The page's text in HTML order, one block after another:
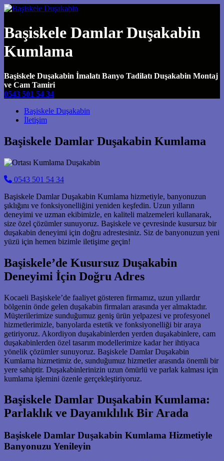
Başiskele Damlar Duşakabin
Kumlama
Başiskele Duşakabin İmalatı Banyo Tadilatı Duşakabin Montaj
ve Cam Tamiri
0543 501 54 34
Main Navigation
Başiskele Duşakabin
İletişim
Başiskele Damlar Duşakabin Kumlama
0543 501 54 34
Başiskele Damlar Duşakabin Kumlama hizmetiyle, banyonuzun
şıklığını ve fonksiyonelliğini yeniden keşfedin. Uzun yılların
deneyimi ve uzman ekibimizle, en kaliteli malzemeleri kullanarak,
size özel çözümler sunuyoruz. Başiskele ve çevresinde kusursuz bir
duşakabin deneyimi için doğru adrestesiniz. Siz de banyonuzun yeni
yüzü için hemen bizimle iletişime geçin!
Başiskele’de Kusursuz Duşakabin
Deneyimi İçin Doğru Adres
Kocaeli Başiskele’de faaliyet gösteren firmamız, uzun yıllardır
bölgenin önde gelen duşakabin firmaları arasında yer almaktadır.
Müşterilerimize sunduğumuz geniş ürün yelpazesi ve profesyonel
hizmetlerimizle, banyolarda estetik ve fonksiyonelliği bir araya
getiriyoruz. Akordiyon duşakabinlerden yerden duşakabinlere, cam
duşakabinlerden özel tasarım modellerimize kadar her ihtiyaca
yönelik çözümler sunuyoruz. Başiskele Damlar Duşakabin
Kumlama hizmetimiz de, sunduğumuz hizmetler arasında önemli bir
yere sahiptir. Duşakabinlerinizin uzun ömürlü ve parlak kalması için
kumlama işlemini özenle gerçekleştiriyoruz.
Başiskele Damlar Duşakabin Kumlama:
Parlaklık ve Dayanıklılık Bir Arada
Başiskele Damlar Duşakabin Kumlama Hizmetiyle
Banyonuzu Yenileyin